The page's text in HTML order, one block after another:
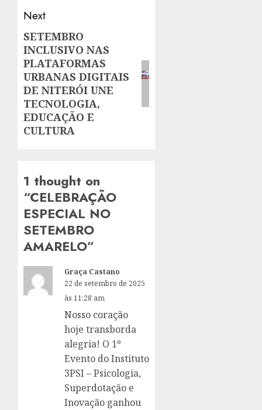
Next
Next
post:
SETEMBRO
INCLUSIVO NAS
PLATAFORMAS
URBANAS DIGITAIS
DE NITERÓI UNE
TECNOLOGIA,
EDUCAÇÃO E
CULTURA
1 thought on
“CELEBRAÇÃO
ESPECIAL NO
SETEMBRO
AMARELO”
Graça Castano
22 de setembro de 2025
às 11:28 am
Nosso coração
hoje transborda
alegria! O 1º
Evento do Instituto
3PSI – Psicologia,
Superdotação e
Inovação ganhou